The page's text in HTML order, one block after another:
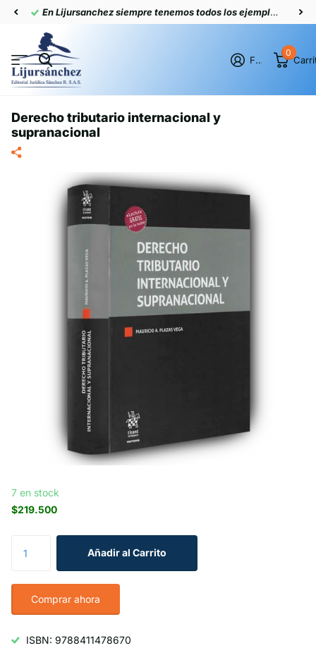
En Lijursanchez siempre tenemos todos los ejemplares actualizados
Firme en el registro
0
Derecho tributario internacional y
supranacional
7 en stock
$219.500
Añadir al Carrito
Comprar ahora
ISBN: 9788411478670